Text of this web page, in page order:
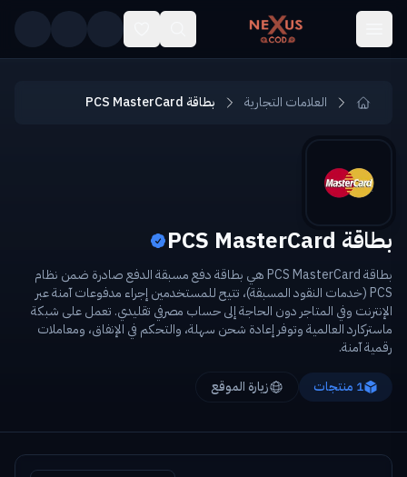
Skip to main content
العلامات التجارية بطاقة PCS MasterCard
بطاقة PCS MasterCard
بطاقة PCS MasterCard هي بطاقة دفع مسبقة الدفع صادرة ضمن نظام
PCS (خدمات النقود المسبقة)، تتيح للمستخدمين إجراء مدفوعات آمنة عبر
الإنترنت وفي المتاجر دون الحاجة إلى حساب مصرفي تقليدي. تعمل على شبكة
ماستركارد العالمية وتوفر إعادة شحن سهلة، والتحكم في الإنفاق، ومعاملات
رقمية آمنة.
1 منتجات زيارة الموقع